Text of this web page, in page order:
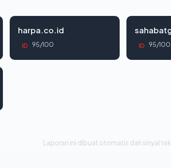
harpa.co.id
ID 95/100 ID 95/100
Laporan ini dibuat otomatis dari sinyal